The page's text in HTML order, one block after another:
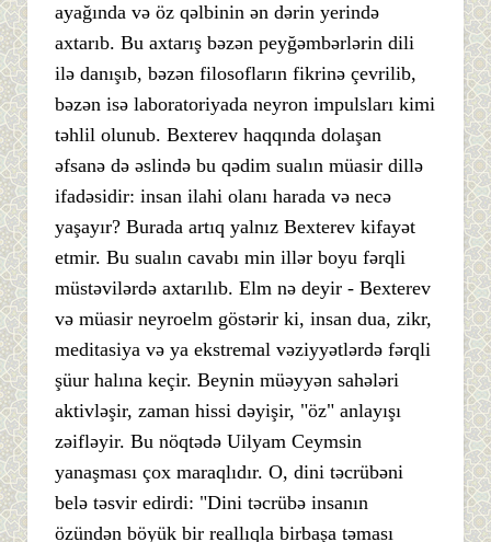
ayağında və öz qəlbinin ən dərin yerində
axtarıb. Bu axtarış bəzən peyğəmbərlərin dili
ilə danışıb, bəzən filosofların fikrinə çevrilib,
bəzən isə laboratoriyada neyron impulsları kimi
təhlil olunub. Bexterev haqqında dolaşan
əfsanə də əslində bu qədim sualın müasir dillə
ifadəsidir: insan ilahi olanı harada və necə
yaşayır? Burada artıq yalnız Bexterev kifayət
etmir. Bu sualın cavabı min illər boyu fərqli
müstəvilərdə axtarılıb. Elm nə deyir - Bexterev
və müasir neyroelm göstərir ki, insan dua, zikr,
meditasiya və ya ekstremal vəziyyətlərdə fərqli
şüur halına keçir. Beynin müəyyən sahələri
aktivləşir, zaman hissi dəyişir, "öz" anlayışı
zəifləyir. Bu nöqtədə Uilyam Ceymsin
yanaşması çox maraqlıdır. O, dini təcrübəni
belə təsvir edirdi: "Dini təcrübə insanın
özündən böyük bir reallıqla birbaşa təması